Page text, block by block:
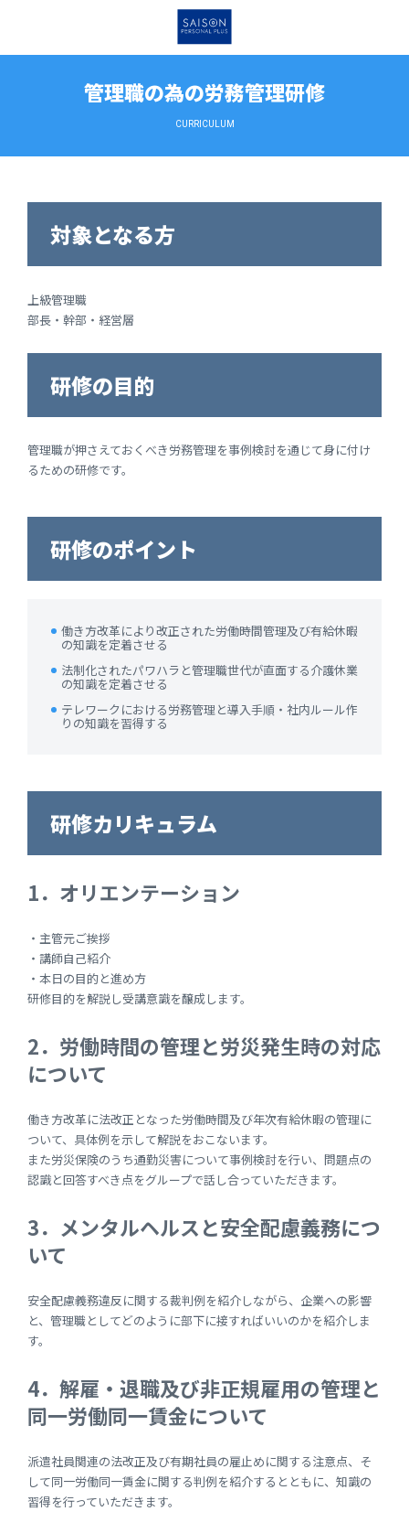
管理職の為の労務管理研修
CURRICULUM
対象となる方
上級管理職
部長・幹部・経営層
研修の目的
管理職が押さえておくべき労務管理を事例検討を通じて身に付け
るための研修です。
研修のポイント
働き方改革により改正された労働時間管理及び有給休暇
の知識を定着させる
法制化されたパワハラと管理職世代が直面する介護休業
の知識を定着させる
テレワークにおける労務管理と導入手順・社内ルール作
りの知識を習得する
研修カリキュラム
1．オリエンテーション
・主管元ご挨拶
・講師自己紹介
・本日の目的と進め方
研修目的を解説し受講意識を醸成します。
2．労働時間の管理と労災発生時の対応
について
働き方改革に法改正となった労働時間及び年次有給休暇の管理に
ついて、具体例を示して解説をおこないます。
また労災保険のうち通勤災害について事例検討を行い、問題点の
認識と回答すべき点をグループで話し合っていただきます。
3．メンタルヘルスと安全配慮義務につ
いて
安全配慮義務違反に関する裁判例を紹介しながら、企業への影響
と、管理職としてどのように部下に接すればいいのかを紹介しま
す。
4．解雇・退職及び非正規雇用の管理と
同一労働同一賃金について
派遣社員関連の法改正及び有期社員の雇止めに関する注意点、そ
して同一労働同一賃金に関する判例を紹介するとともに、知識の
習得を行っていただきます。